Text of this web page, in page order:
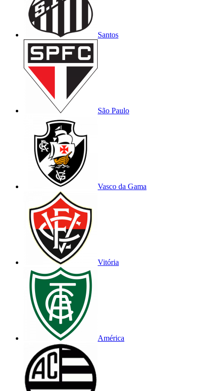
Santos
São Paulo
Vasco da Gama
Vitória
América